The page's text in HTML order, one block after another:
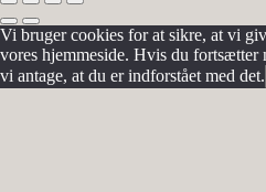
Vi bruger cookies for at sikre, at vi
vores hjemmeside. Hvis du fortsætter
vi antage, at du er indforstået med det.